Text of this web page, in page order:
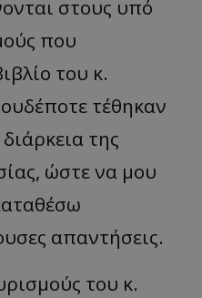
στους υπό
που
του κ.
τέθηκαν
της
ώστε να μου
απαντήσεις.
του κ.